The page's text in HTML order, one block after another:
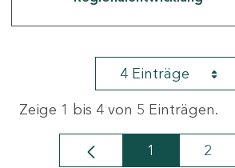
4 Einträge
Zeige 1 bis 4 von 5 Einträgen.
Seite
1 Seite
2